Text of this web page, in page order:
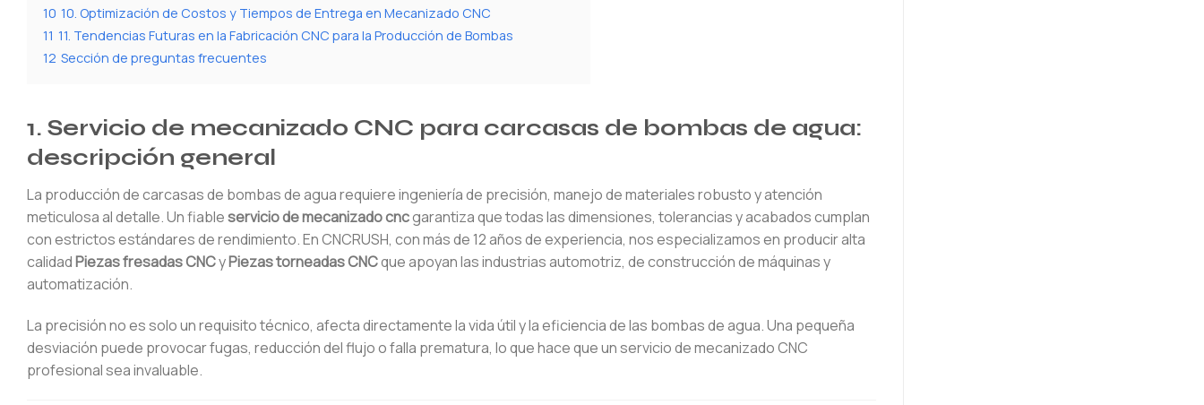
10 10. Optimización de Costos y Tiempos de Entrega en Mecanizado CNC
11 11. Tendencias Futuras en la Fabricación CNC para la Producción de Bombas
12 Sección de preguntas frecuentes
1. Servicio de mecanizado CNC para carcasas de bombas de agua:
descripción general
La producción de carcasas de bombas de agua requiere ingeniería de precisión, manejo de materiales robusto y atención
meticulosa al detalle. Un fiableservicio de mecanizado cncgarantiza que todas las dimensiones, tolerancias y acabados cumplan
con estrictos estándares de rendimiento. En CNCRUSH, con más de 12 años de experiencia, nos especializamos en producir alta
calidadPiezas fresadas CNCyPiezas torneadas CNCque apoyan las industrias automotriz, de construcción de máquinas y
automatización.
La precisión no es solo un requisito técnico, afecta directamente la vida útil y la eficiencia de las bombas de agua. Una pequeña
desviación puede provocar fugas, reducción del flujo o falla prematura, lo que hace que un servicio de mecanizado CNC
profesional sea invaluable.